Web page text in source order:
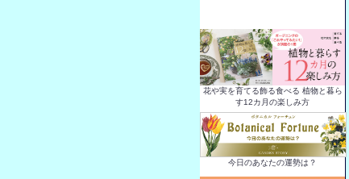
花や実を育てる飾る食べる 植物と暮ら
す12カ月の楽しみ方
今日のあなたの運勢は？